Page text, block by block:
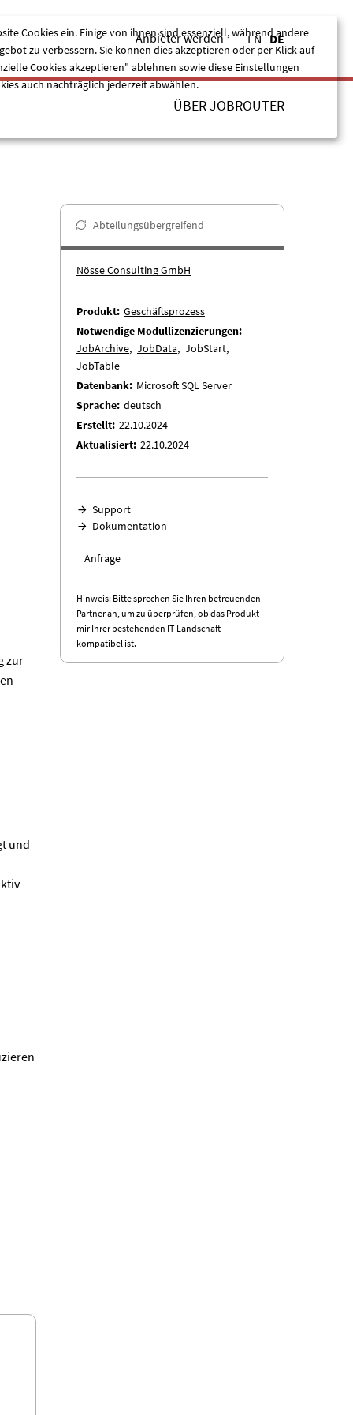
Anbieter werden EN DE
ÜBER JOBROUTER
zur
und
Abteilungsübergreifend
Nösse Consulting GmbH
Produkt Geschäftsprozess
Notwendige Modullizenzierungen
JobArchive JobData
JobStart
JobTable
Datenbank Microsoft SQL Server
Sprache deutsch
Erstellt 22.10.2024
Aktualisiert 22.10.2024
Support
Dokumentation
Anfrage
Hinweis: Bitte sprechen Sie Ihren betreuenden
Partner an, um zu überprüfen, ob das Produkt
mir Ihrer bestehenden IT-Landschaft
kompatibel ist.
Cookies ein. Einige von ihnen sind essenziell, während andere
zu verbessern. Sie können dies akzeptieren oder per Klick auf
Cookies akzeptieren" ablehnen sowie diese Einstellungen
auch nachträglich jederzeit abwählen.